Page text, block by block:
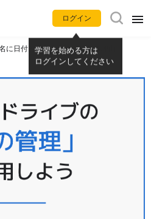
Google カレンダー
Google Chat
ログイン
学習を始める方は
ログインしてください
に日付を入れると嫌がられる理由